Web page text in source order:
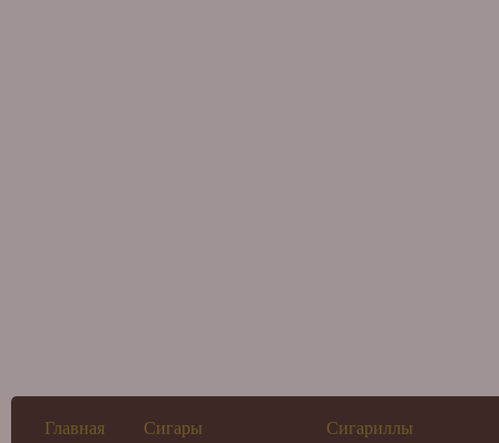
Главная
Сигары Сигариллы